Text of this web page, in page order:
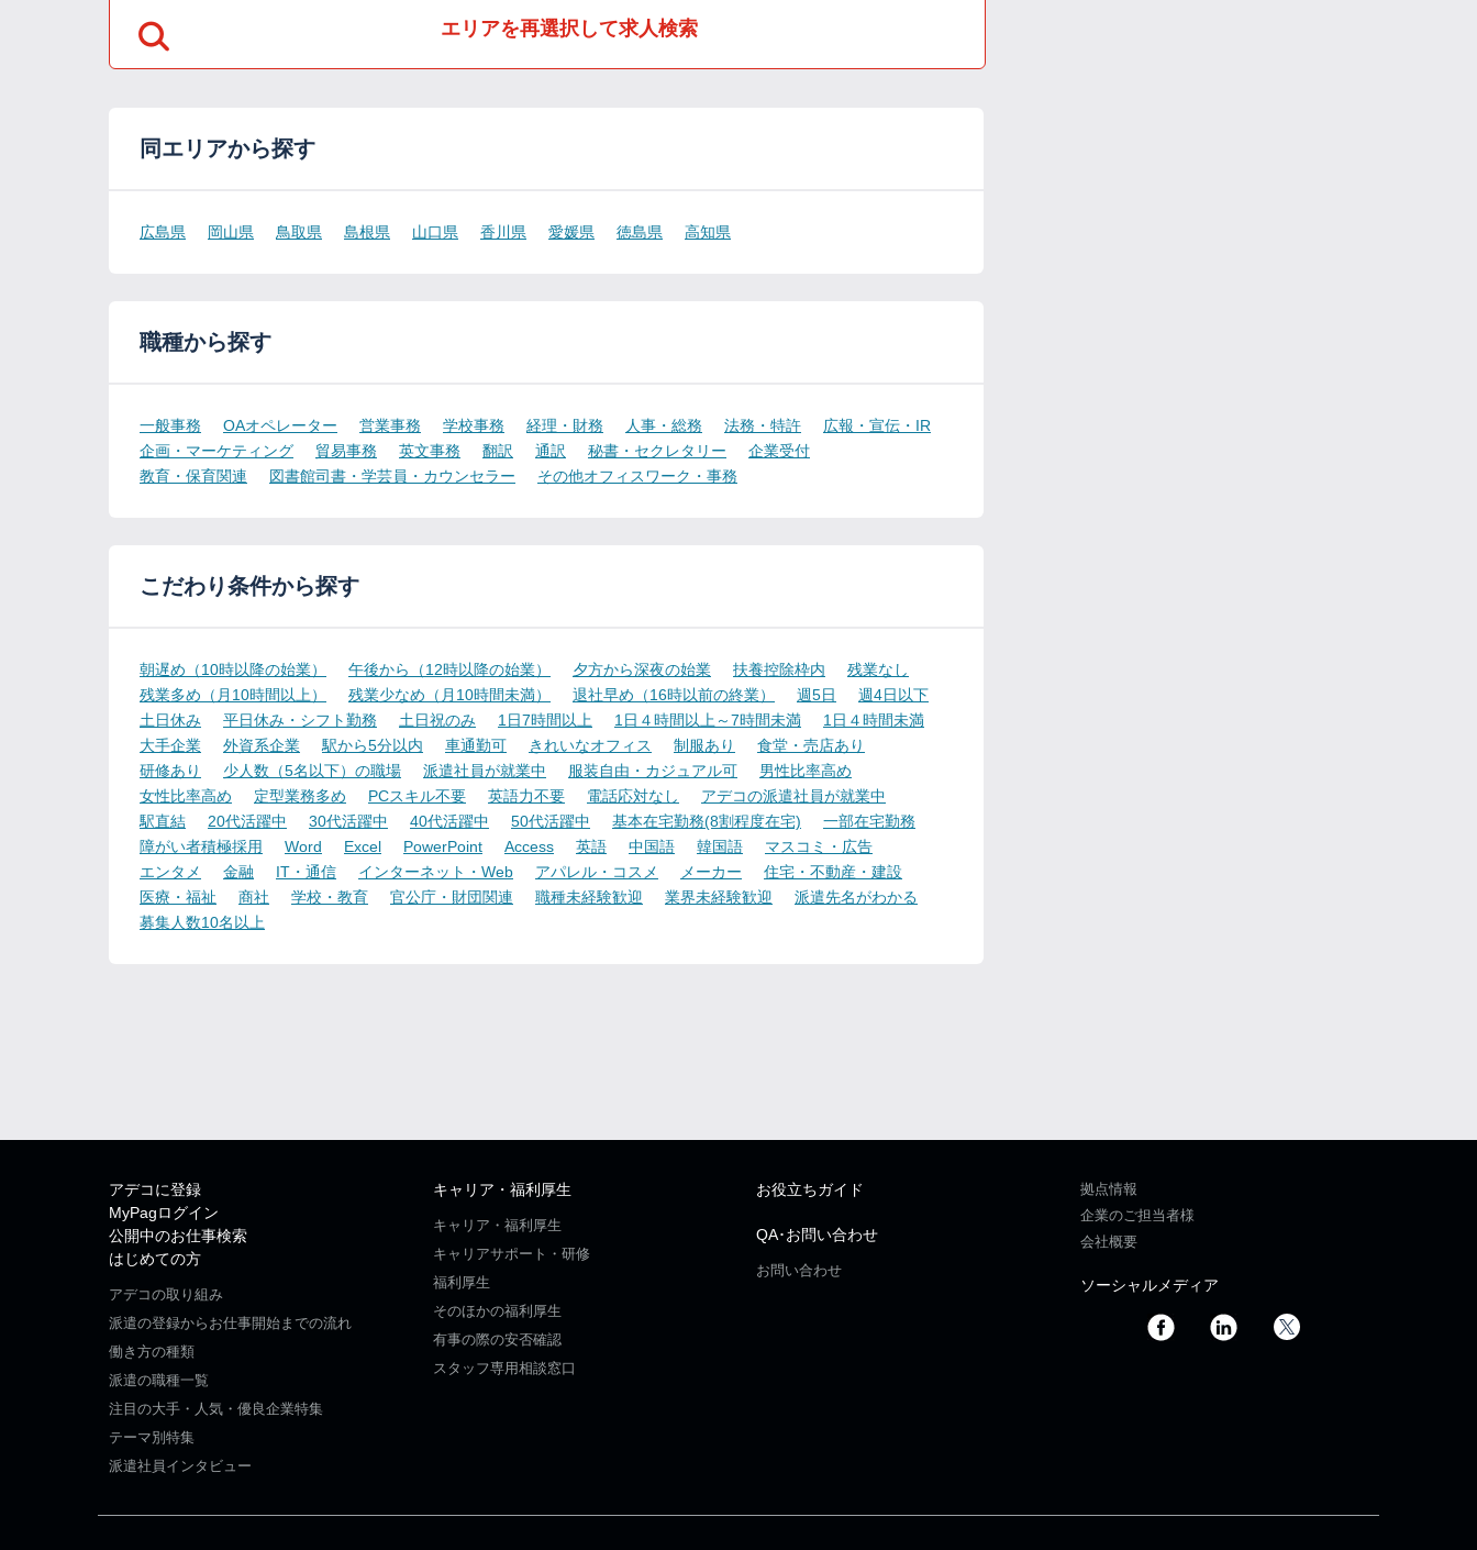
エリアを再選択して求人検索
同エリアから探す
広島県 岡山県 鳥取県 島根県 山口県 香川県 愛媛県 徳島県 高知県
職種から探す
一般事務 OAオペレーター 営業事務 学校事務 経理・財務 人事・総務 法務・特許
広報・宣伝・IR
企画・マーケティング
貿易事務 英文事務 翻訳 通訳 秘書・セクレタリー
企業受付
教育・保育関連
図書館司書・学芸員・カウンセラー その他オフィスワーク・事務
こだわり条件から探す
朝遅め（10時以降の始業） 午後から（12時以降の始業） 夕方から深夜の始業 扶養控除枠内
残業なし
残業多め（月10時間以上）
残業少なめ（月10時間未満） 退社早め（16時以前の終業） 週5日
週4日以下
土日休み
平日休み・シフト勤務 土日祝のみ 1日7時間以上 1日４時間以上～7時間未満
1日４時間未満
大手企業
外資系企業 駅から5分以内 車通勤可 きれいなオフィス 制服あり
食堂・売店あり
研修あり
少人数（5名以下）の職場 派遣社員が就業中 服装自由・カジュアル可
男性比率高め
女性比率高め
定型業務多め PCスキル不要 英語力不要 電話応対なし
アデコの派遣社員が就業中
駅直結
20代活躍中 30代活躍中 40代活躍中 50代活躍中 基本在宅勤務(8割程度在宅)
一部在宅勤務
障がい者積極採用
Word Excel PowerPoint Access 英語 中国語 韓国語
マスコミ・広告
エンタメ
金融 IT・通信 インターネット・Web アパレル・コスメ メーカー
住宅・不動産・建設
医療・福祉
商社 学校・教育 官公庁・財団関連 職種未経験歓迎 業界未経験歓迎
派遣先名がわかる
募集人数10名以上
アデコに登録
MyPagログイン
公開中のお仕事検索
はじめての方
アデコの取り組み
派遣の登録からお仕事開始までの流れ
働き方の種類
派遣の職種一覧
注目の大手・人気・優良企業特集
テーマ別特集
派遣社員インタビュー
キャリア・福利厚生
キャリア・福利厚生
キャリアサポート・研修
福利厚生
そのほかの福利厚生
有事の際の安否確認
スタッフ専用相談窓口
お役立ちガイド
QA･お問い合わせ
お問い合わせ
拠点情報
企業のご担当者様
会社概要
ソーシャルメディア